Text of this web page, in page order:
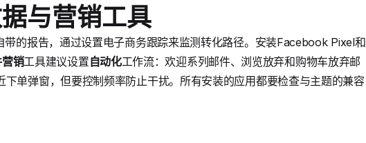
与营销工具
的报告，通过设置电子商务跟踪来监测转化路径。安装Facebook Pixel和
销工具建议设置自动化工作流：欢迎系列邮件、浏览放弃和购物车放弃邮
单弹窗，但要控制频率防止干扰。所有安装的应用都要检查与主题的兼容